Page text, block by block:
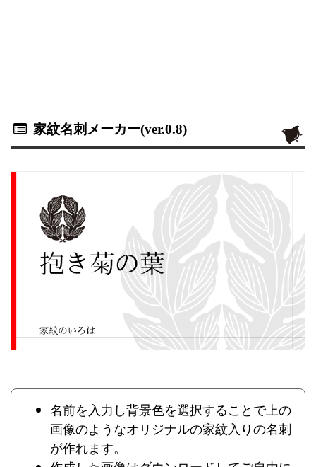
家紋名刺メーカー(ver.0.8)
名前を入力し背景色を選択することで上の
画像のようなオリジナルの家紋入りの名刺
が作れます。